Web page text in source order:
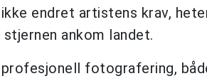
endret artistens krav,
ankom landet.
fotografering,